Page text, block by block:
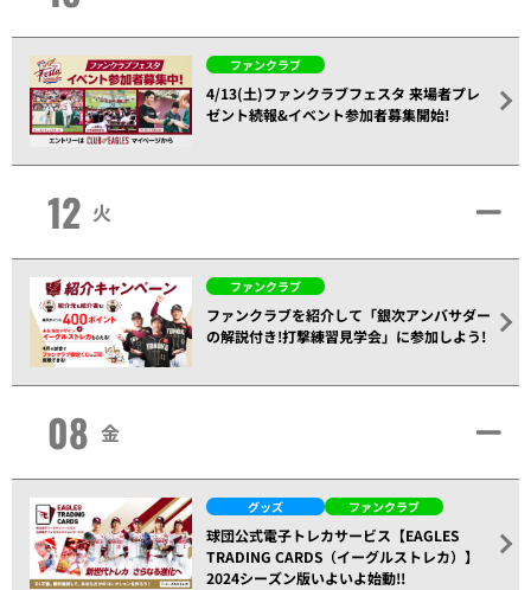
ファンクラブ
4/13(土)ファンクラブフェスタ 来場者プレ
ゼント続報&イベント参加者募集開始!
12 火
ファンクラブ
ファンクラブを紹介して「銀次アンバサダー
の解説付き!打撃練習見学会」に参加しよう!
08 金
グッズ ファンクラブ
球団公式電子トレカサービス【EAGLES
TRADING CARDS（イーグルストレカ）】
2024シーズン版いよいよ始動!!